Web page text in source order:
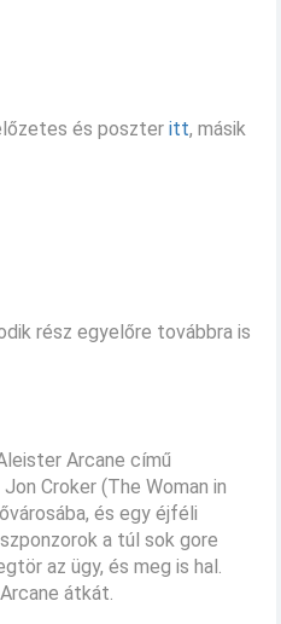
és poszter itt, másik
rész egyelőre továbbra is
Arcane című
Croker (The Woman in
és egy éjféli
a túl sok gore
az ügy, és meg is hal.
átkát.